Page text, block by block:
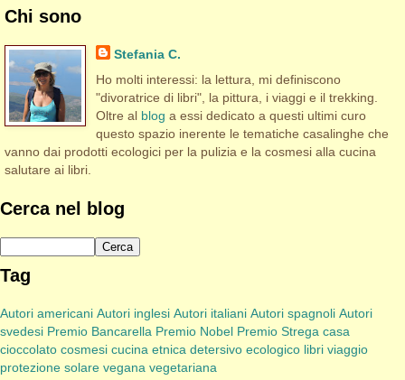
Chi sono
Stefania C.
Ho molti interessi: la lettura, mi definiscono
"divoratrice di libri", la pittura, i viaggi e il trekking.
Oltre al blog a essi dedicato a questi ultimi curo
questo spazio inerente le tematiche casalinghe che
vanno dai prodotti ecologici per la pulizia e la cosmesi alla cucina
salutare ai libri.
Cerca nel blog
Tag
Autori americani Autori inglesi Autori italiani Autori spagnoli Autori
svedesi Premio Bancarella Premio Nobel Premio Strega casa
cioccolato cosmesi cucina etnica detersivo ecologico libri viaggio
protezione solare vegana vegetariana